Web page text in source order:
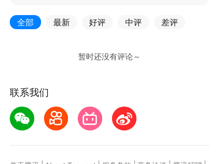
全部 最新 好评 中评 差评
联系我们